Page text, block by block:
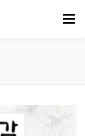
메뉴